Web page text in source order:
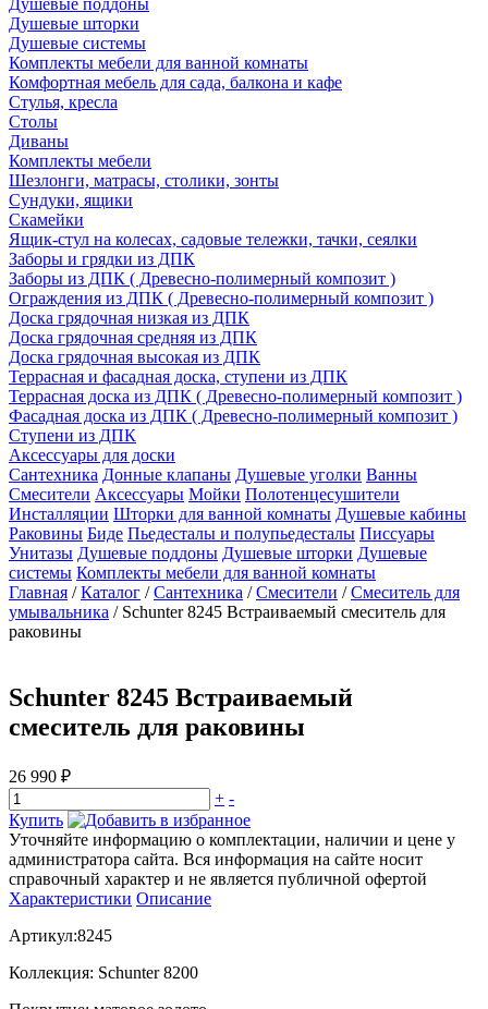
Душевые поддоны
Душевые шторки
Душевые системы
Комплекты мебели для ванной комнаты
Комфортная мебель для сада, балкона и кафе
Стулья, кресла
Столы
Диваны
Комплекты мебели
Шезлонги, матрасы, столики, зонты
Сундуки, ящики
Скамейки
Ящик-стул на колесах, садовые тележки, тачки, сеялки
Заборы и грядки из ДПК
Заборы из ДПК ( Древесно-полимерный композит )
Ограждения из ДПК ( Древесно-полимерный композит )
Доска грядочная низкая из ДПК
Доска грядочная средняя из ДПК
Доска грядочная высокая из ДПК
Террасная и фасадная доска, ступени из ДПК
Террасная доска из ДПК ( Древесно-полимерный композит )
Фасадная доска из ДПК ( Древесно-полимерный композит )
Ступени из ДПК
Аксессуары для доски
Сантехника Донные клапаны Душевые уголки Ванны
Смесители Аксессуары Мойки Полотенцесушители
Инсталляции Шторки для ванной комнаты Душевые кабины
Раковины Биде Пьедесталы и полупьедесталы Писсуары
Унитазы Душевые поддоны Душевые шторки Душевые
системы Комплекты мебели для ванной комнаты
Главная / Каталог / Сантехника / Смесители / Смеситель для
умывальника /Schunter 8245 Встраиваемый смеситель для
раковины
Schunter 8245 Встраиваемый
смеситель для раковины
26 990 ₽
+ -
Купить
Уточняйте информацию о комплектации, наличии и цене у
администратора сайта. Вся информация на сайте носит
справочный характер и не является публичной офертой
Характеристики Описание
Артикул:8245
Коллекция: Schunter 8200